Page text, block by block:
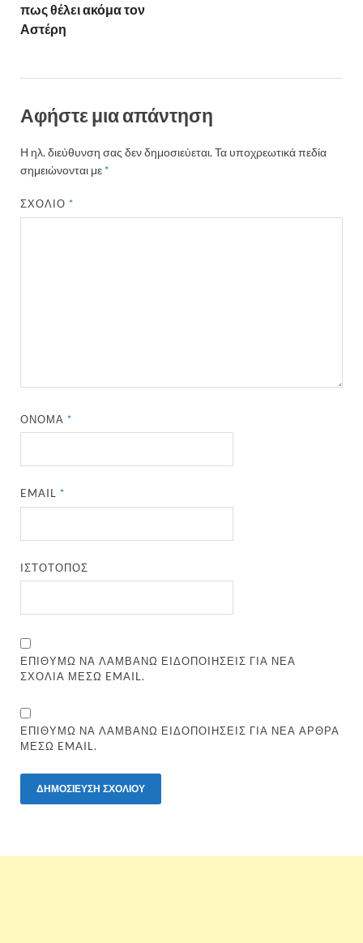
πως θέλει ακόμα τον
Αστέρη
Αφήστε μια απάντηση
Η ηλ. διεύθυνση σας δεν δημοσιεύεται.Τα υποχρεωτικά πεδία
σημειώνονται με *
ΣΧΌΛΙΟ*
ΌΝΟΜΑ*
EMAIL*
ΙΣΤΌΤΟΠΟΣ
ΕΠΙΘΥΜΏ ΝΑ ΛΑΜΒΆΝΩ ΕΙΔΟΠΟΙΉΣΕΙΣ ΓΙΑ ΝΈΑ
ΣΧΌΛΙΑ ΜΈΣΩ EMAIL.
ΕΠΙΘΥΜΏ ΝΑ ΛΑΜΒΆΝΩ ΕΙΔΟΠΟΙΉΣΕΙΣ ΓΙΑ ΝΈΑ ΆΡΘΡΑ
ΜΈΣΩ EMAIL.